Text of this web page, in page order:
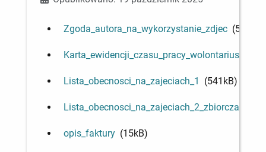
Zgoda_autora_na_wykorzystanie_zdjec (543kB)
Lista_obecnosci_na_zajeciach_1 (541kB)
Lista_obecnosci_na_zajeciach_2_zbiorcza
opis_faktury (15kB)